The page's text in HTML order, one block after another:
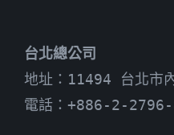
台北總公司
地址：11494 台北市
電話：+886-2-